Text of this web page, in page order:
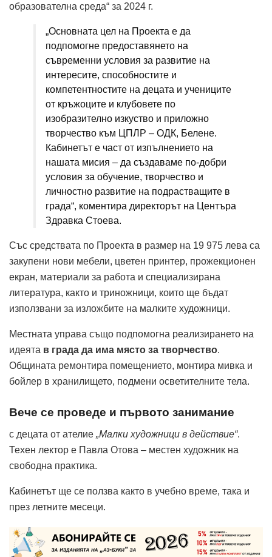
образователна среда“ за 2024 г.
„Основната цел на Проекта е да
подпомогне предоставянето на
съвременни условия за развитие на
интересите, способностите и
компетентностите на децата и учениците
от кръжоците и клубовете по
изобразително изкуство и приложно
творчество към ЦПЛР – ОДК, Белене.
Кабинетът е част от изпълнението на
нашата мисия – да създаваме по-добри
условия за обучение, творчество и
личностно развитие на подрастващите в
града“, коментира директорът на Центъра
Здравка Стоева.
Със средствата по Проекта в размер на 19 975 лева са
закупени нови мебели, цветен принтер, прожекционен
екран, материали за работа и специализирана
литература, както и триножници, които ще бъдат
използвани за изложбите на малките художници.
Местната управа също подпомогна реализирането на
идеята в града да има място за творчество.
Общината ремонтира помещението, монтира мивка и
бойлер в хранилището, подмени осветителните тела.
Вече се проведе и първото занимание
с децата от ателие „Малки художници в действие“.
Техен лектор е Павла Отова – местен художник на
свободна практика.
Кабинетът ще се ползва както в учебно време, така и
през летните месеци.